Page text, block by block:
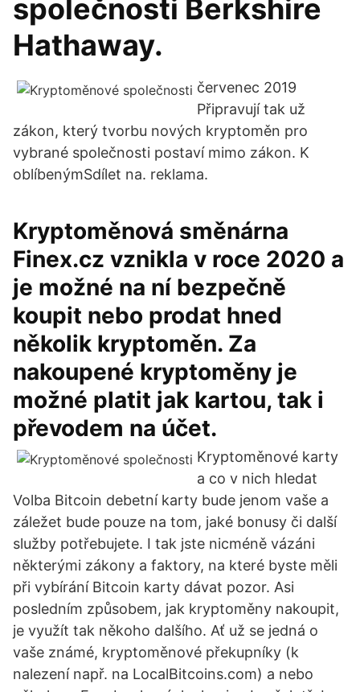
společnosti Berkshire
Hathaway.
červenec 2019
Připravují tak už
zákon, který tvorbu nových kryptoměn pro
vybrané společnosti postaví mimo zákon. K
oblíbenýmSdílet na. reklama.
Kryptoměnová směnárna
Finex.cz vznikla v roce 2020 a
je možné na ní bezpečně
koupit nebo prodat hned
několik kryptoměn. Za
nakoupené kryptoměny je
možné platit jak kartou, tak i
převodem na účet.
Kryptoměnové karty
a co v nich hledat
Volba Bitcoin debetní karty bude jenom vaše a
záležet bude pouze na tom, jaké bonusy či další
služby potřebujete. I tak jste nicméně vázáni
některými zákony a faktory, na které byste měli
při vybírání Bitcoin karty dávat pozor. Asi
posledním způsobem, jak kryptoměny nakoupit,
je využít tak někoho dalšího. Ať už se jedná o
vaše známé, kryptoměnové překupníky (k
nalezení např. na LocalBitcoins.com) a nebo